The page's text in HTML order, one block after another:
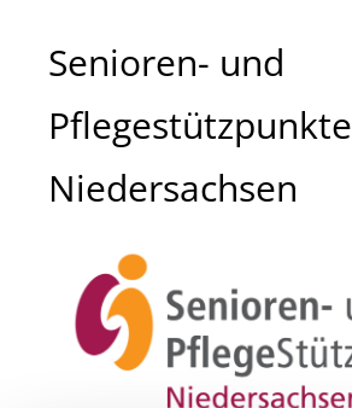
Senioren- und
Pflegestützpunkte
Niedersachsen